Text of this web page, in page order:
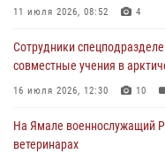
В Уральском округе
29 июля 2026, 10:39
Сотрудники СОБР «Варк»
11 июля 2026, 08:52 4
Сотрудники
совместные учения в
16 июля 2026, 12:30 10
На Ямале военнослужащий
ветеринарах